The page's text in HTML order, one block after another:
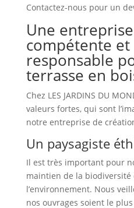
Contactez-nous pour un
Une
compétente et
responsable
terrasse en
Chez LES JARDINS DU
valeurs fortes, qui sont
notre entreprise de
Un paysagiste
Il est très important pour
maintien de la biodiversité
l’environnement. Nous
nos ouvrages soient le